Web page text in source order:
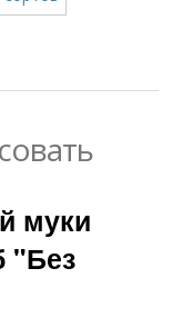
муки
"Без